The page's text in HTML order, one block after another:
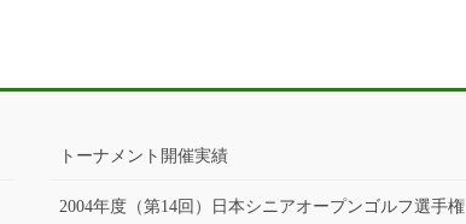
トーナメント開催実績
2004年度（第14回）日本シニアオープンゴルフ選手権